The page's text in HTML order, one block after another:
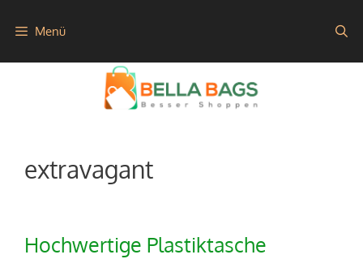
Inhalt Menü
extravagant
Hochwertige Plastiktasche